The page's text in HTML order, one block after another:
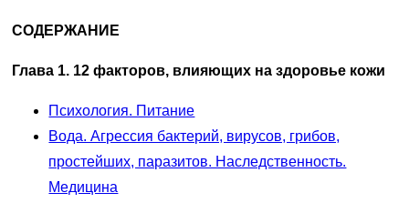
СОДЕРЖАНИЕ
Глава 1. 12 факторов, влияющих на здоровье кожи
Психология. Питание
Вода. Агрессия бактерий, вирусов, грибов,
простейших, паразитов. Наследственность.
Медицина